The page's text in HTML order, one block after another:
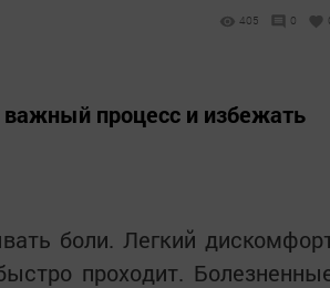
405 0
важный процесс и избежать
боли. Легкий
проходит.